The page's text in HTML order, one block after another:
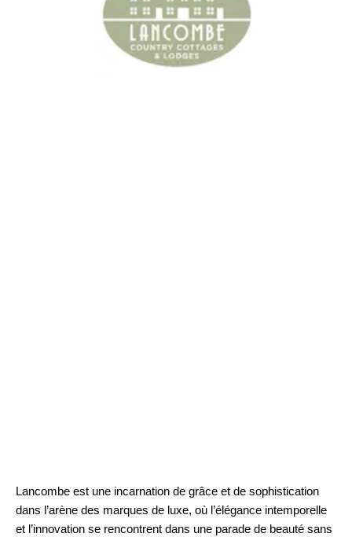
Lancombe est une incarnation de grâce et de sophistication
dans l’arène des marques de luxe, où l’élégance intemporelle
et l’innovation se rencontrent dans une parade de beauté sans